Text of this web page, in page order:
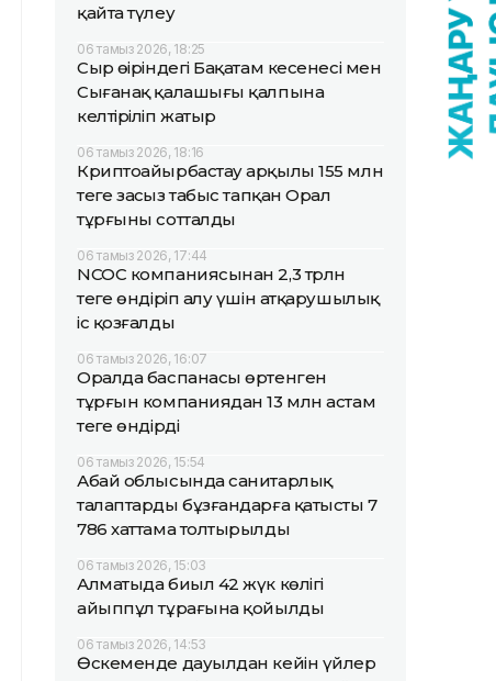
қайта түлеу
06 тамыз 2026, 18:25
Сыр өңіріндегі Бақатам кесенесі мен
Сығанақ қалашығы қалпына
келтіріліп жатыр
06 тамыз 2026, 18:16
Криптоайырбастау арқылы 155 млн
теңге заңсыз табыс тапқан Орал
тұрғыны сотталды
06 тамыз 2026, 17:44
NCOC компаниясынан 2,3 трлн
теңге өндіріп алу үшін атқарушылық
іс қозғалды
06 тамыз 2026, 16:07
Оралда баспанасы өртенген
тұрғын компаниядан 13 млн астам
теңге өндірді
06 тамыз 2026, 15:54
Абай облысында санитарлық
талаптарды бұзғандарға қатысты 7
786 хаттама толтырылды
06 тамыз 2026, 15:03
Алматыда биыл 42 жүк көлігі
айыппұл тұрағына қойылды
06 тамыз 2026, 14:53
Өскеменде дауылдан кейін үйлер